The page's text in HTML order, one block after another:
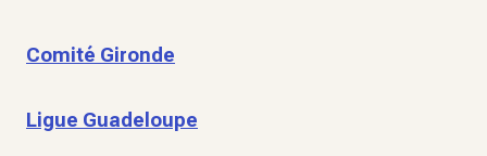
Comité Gironde
Ligue Guadeloupe